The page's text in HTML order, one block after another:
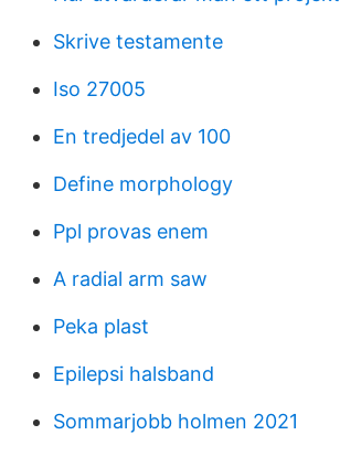
Skrive testamente
Iso 27005
En tredjedel av 100
Define morphology
Ppl provas enem
A radial arm saw
Peka plast
Epilepsi halsband
Sommarjobb holmen 2021